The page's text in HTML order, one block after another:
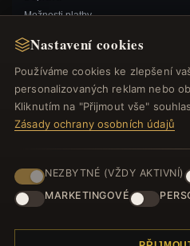
Nastavení cookies
Používáme cookies ke zlepšení
personalizovaných reklam nebo
Kliknutím na "Přijmout vše"
Zásady ochrany osobních údajů
NEZBYTNÉ (VŽDY AKTIVNÍ)
MARKETINGOVÉ
Možnosti platby
Kontaktujte nás
RYCHLÉ ODKAZY
Nové produkty
Speciální nabídky
Blog
Recenze
Přihlásit se